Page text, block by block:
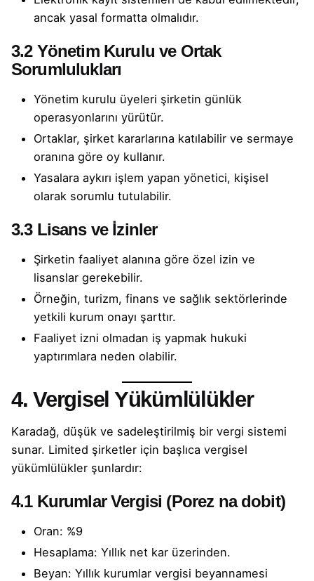
ancak yasal formatta olmalıdır.
3.2 Yönetim Kurulu ve Ortak
Sorumlulukları
Yönetim kurulu üyeleri şirketin günlük
operasyonlarını yürütür.
Ortaklar, şirket kararlarına katılabilir ve sermaye
oranına göre oy kullanır.
Yasalara aykırı işlem yapan yönetici, kişisel
olarak sorumlu tutulabilir.
3.3 Lisans ve İzinler
Şirketin faaliyet alanına göre özel izin ve
lisanslar gerekebilir.
Örneğin, turizm, finans ve sağlık sektörlerinde
yetkili kurum onayı şarttır.
Faaliyet izni olmadan iş yapmak hukuki
yaptırımlara neden olabilir.
4. Vergisel Yükümlülükler
Karadağ, düşük ve sadeleştirilmiş bir vergi sistemi
sunar. Limited şirketler için başlıca vergisel
yükümlülükler şunlardır:
4.1 Kurumlar Vergisi (Porez na dobit)
Oran: %9
Hesaplama: Yıllık net kar üzerinden.
Beyan: Yıllık kurumlar vergisi beyannamesi